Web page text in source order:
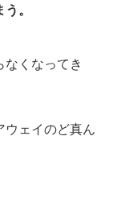
。
くなってき
ウェイのど真ん